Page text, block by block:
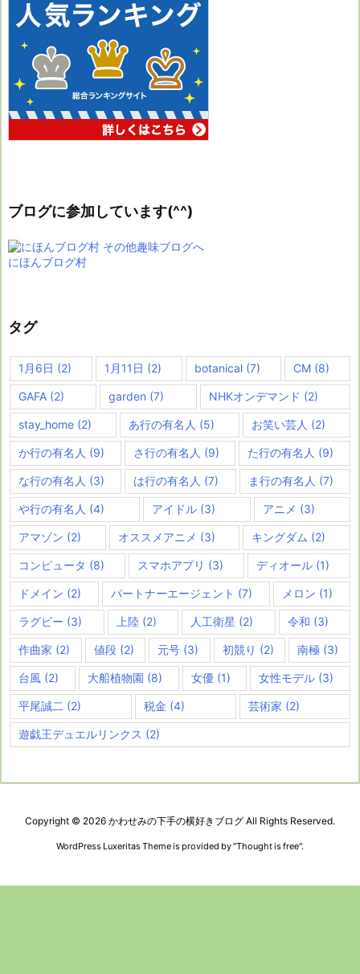
ブログに参加しています(^^)
にほんブログ村
タグ
1月6日 (2) 1月11日 (2) botanical (7) CM (8)
GAFA (2) garden (7) NHKオンデマンド (2)
stay_home (2) あ行の有名人 (5) お笑い芸人 (2)
か行の有名人 (9) さ行の有名人 (9) た行の有名人 (9)
な行の有名人 (3) は行の有名人 (7) ま行の有名人 (7)
や行の有名人 (4) アイドル (3) アニメ (3)
アマゾン (2) オススメアニメ (3) キングダム (2)
コンピュータ (8) スマホアプリ (3) ディオール (1)
ドメイン (2) パートナーエージェント (7) メロン (1)
ラグビー (3) 上陸(2) 人工衛星 (2) 令和 (3)
作曲家 (2) 値段(2) 元号 (3) 初競り (2) 南極 (3)
台風 (2) 大船植物園 (8) 女優(1) 女性モデル (3)
平尾誠二 (2) 税金 (4) 芸術家 (2)
遊戯王デュエルリンクス (2)
Copyright © 2026 かわせみの下手の横好きブログ All Rights Reserved.
WordPress Luxeritas Theme is provided by "Thought is free".